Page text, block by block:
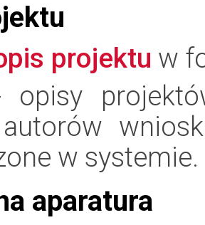
projektu w
opisy
w systemie.
aparatura